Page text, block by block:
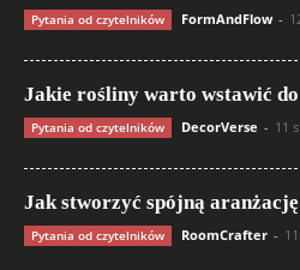
Pytania od czytelników FormAndFlow -
Jakie rośliny warto wstawić
Pytania od czytelników DecorVerse - 11
Jak stworzyć spójną
Pytania od czytelników RoomCrafter -